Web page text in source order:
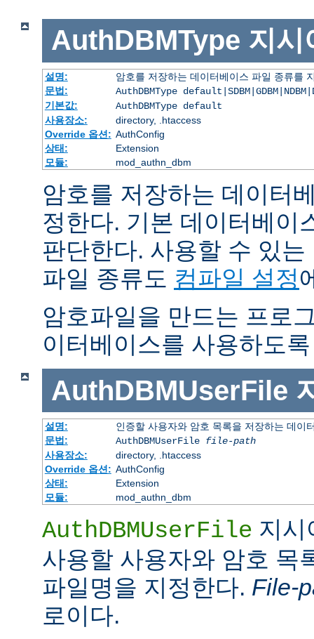
AuthDBMType 지시
설명:
암호를 저장하는 데이터베이스 파일 종류를
문법:
AuthDBMType
기본값:
AuthDBMType default
사용장소:
directory, .htaccess
Override 옵션: AuthConfig
상태:
Extension
모듈:
mod_authn_dbm
암호를 저장하는 데이터
정한다. 기본 데이터베이
판단한다. 사용할 수 있
파일 종류도 컴파일 설정
암호파일을 만드는 프로
이터베이스를 사용하도
AuthDBMUserFile
설명:
인증할 사용자와 암호 목록을 저장하는 데이
문법:
AuthDBMUserFile file-path
사용장소:
directory, .htaccess
Override 옵션: AuthConfig
상태:
Extension
모듈:
mod_authn_dbm
AuthDBMUserFile 지시
사용할 사용자와 암호 목
파일명을 지정한다. File-
로이다.